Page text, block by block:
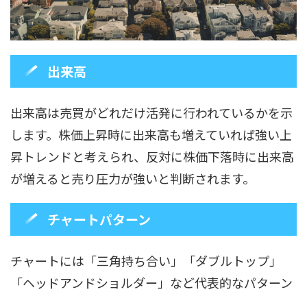
出来高
出来高は売買がどれだけ活発に行われているかを示
します。株価上昇時に出来高も増えていれば強い上
昇トレンドと考えられ、反対に株価下落時に出来高
が増えると売り圧力が強いと判断されます。
チャートパターン
チャートには「三角持ち合い」「ダブルトップ」
「ヘッドアンドショルダー」など代表的なパターン